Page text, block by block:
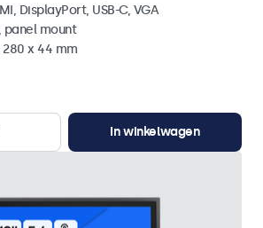
DisplayPort, USB-C, VGA
panel mount
280 x 44 mm
In winkelwagen